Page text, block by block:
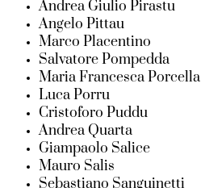
Andrea Giulio Pirastu
Angelo Pittau
Marco Placentino
Salvatore Pompedda
Maria Francesca Porcella
Luca Porru
Cristoforo Puddu
Andrea Quarta
Giampaolo Salice
Mauro Salis
Sebastiano Sanguinetti